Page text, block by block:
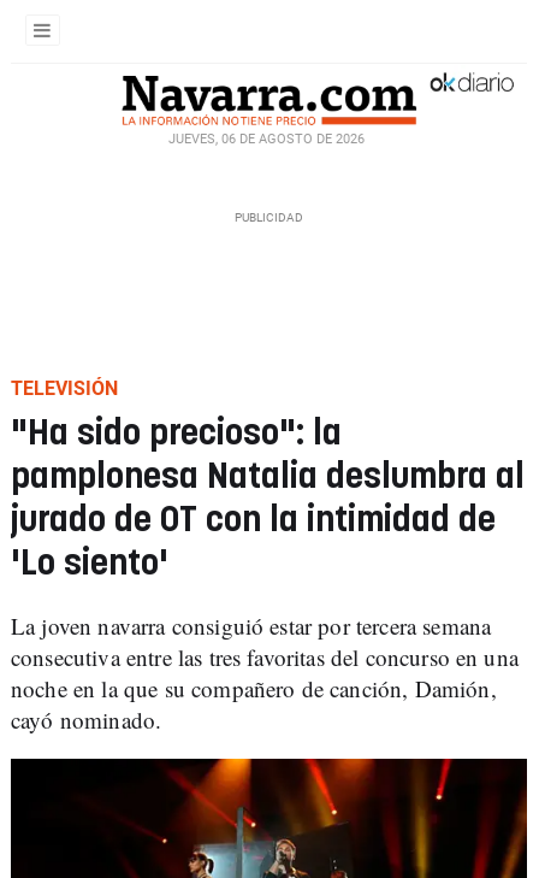
JUEVES, 06 DE AGOSTO DE 2026
TELEVISIÓN
"Ha sido precioso": la
pamplonesa Natalia deslumbra al
jurado de OT con la intimidad de
'Lo siento'
La joven navarra consiguió estar por tercera semana
consecutiva entre las tres favoritas del concurso en una
noche en la que su compañero de canción, Damión,
cayó nominado.